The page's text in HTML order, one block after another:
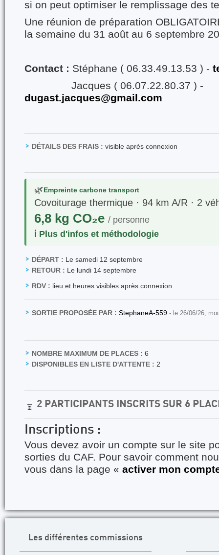
si on peut optimiser le remplissage des
Une réunion de préparation
la semaine du 31 août au 6 septembre
Contact : Stéphane ( 06.33.49.13.53 ) -
Jacques ( 06.07.22.80.37 ) -
dugast.jacques@gmail.com
DÉTAILS DES FRAIS : visible après connexion
🌿Empreinte carbone transport
Covoiturage thermique · 94 km A/R · 2
6,8 kg CO₂e / personne
ℹ️ Plus d'infos et méthodologie
DÉPART : Le samedi 12 septembre
RETOUR : Le lundi 14 septembre
RDV : lieu et heures visibles après connexion
SORTIE PROPOSÉE PAR : StephaneA-559 - le 26/06/26,
NOMBRE MAXIMUM DE PLACES : 6
DISPONIBLES EN LISTE D'ATTENTE : 2
⏳ 2 PARTICIPANTS INSCRITS SUR 6
Inscriptions :
Vous devez avoir un compte sur le site
sorties du CAF. Pour savoir comment
vous dans la page « activer mon
Les différentes commissions